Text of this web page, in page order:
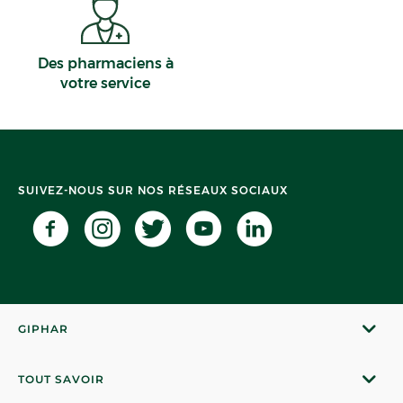
Des pharmaciens à
votre service
SUIVEZ-NOUS SUR NOS RÉSEAUX SOCIAUX
GIPHAR
TOUT SAVOIR